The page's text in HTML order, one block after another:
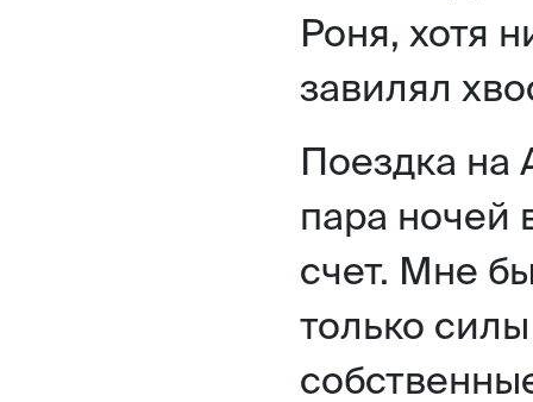
Роня, хотя
завилял
Поездка на
пара ночей
счет. Мне
только